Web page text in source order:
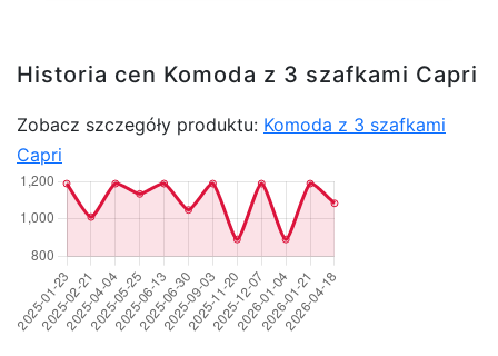
Historia cen Komoda z 3 szafkami Capri
Zobacz szczegóły produktu: Komoda z 3 szafkami
Capri